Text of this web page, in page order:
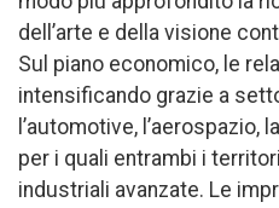
dell’arte e della visione
Sul piano economico, le
intensificando grazie a
l’automotive, l’aerospazio,
per i quali entrambi i
industriali avanzate. Le